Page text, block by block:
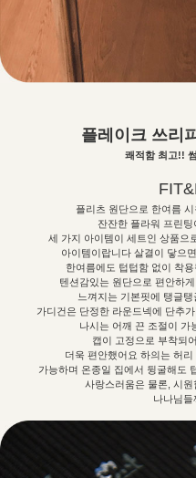
플레이크 쓰리
쾌적함 최고!!
플리츠 원단으로 한여름
잔잔한 플라워 프린
세 가지 아이템이 세트인 상품으
아이템이랍니다 살결이 닿으
한여름에도 텁텁함 없이 착
텐션감있는 원단으로 편안하
느껴지는 기본핏에 탱글
가디건은 단정한 라운드넥에 단추
나시는 어깨 끈 조절이 가
캡이 고정으로 부착되
더욱 편안했어요 하의는 허
가능하며 온종일 집에서 뒹굴해도
사랑스러움은 물론, 시
나나님들